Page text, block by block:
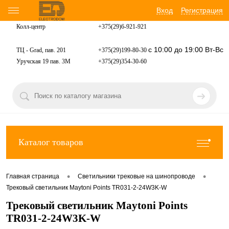
Вход Регистрация
Колл-центр +375(29)6-921-921
ТЦ - Grad, пав. 201 +375(29)199-80-30 с 10:00 до 19:00 Вт-Вс
Уручская 19 пав. 3М +375(29)354-30-60
Каталог товаров
Главная страница • Светильники трековые на шинопроводе •
Трековый светильник Maytoni Points TR031-2-24W3K-W
Трековый светильник Maytoni Points
TR031-2-24W3K-W